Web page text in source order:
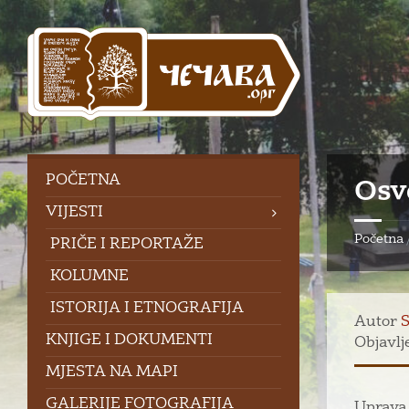
Skip
content
Skip
left
sidebar
Skip
footer
Početna
Autor
POČETNA
VIJESTI
PRIČE I REPORTAŽE
KOLUMNE
ISTORIJA I ETNOGRAFIJA
KNJIGE I DOKUMENTI
MJESTA NA MAPI
GALERIJE FOTOGRAFIJA